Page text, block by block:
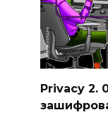
Privacy 2.